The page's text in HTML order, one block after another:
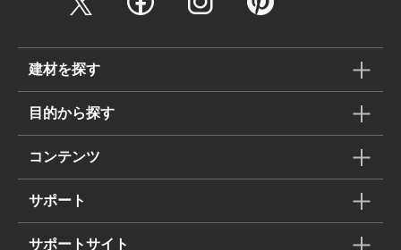
建材を探す
目的から探す
コンテンツ
サポート
サポートサイト